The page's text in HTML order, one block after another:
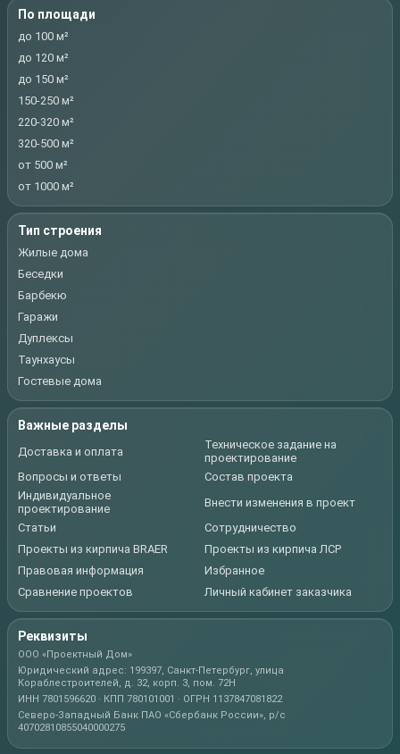
По площади
до 100 м²
до 120 м²
до 150 м²
150-250 м²
220-320 м²
320-500 м²
от 500 м²
от 1000 м²
Тип строения
Жилые дома
Беседки
Барбекю
Гаражи
Дуплексы
Таунхаусы
Гостевые дома
Важные разделы
Доставка и оплата
Техническое задание на
проектирование
Вопросы и ответы
Состав проекта
Индивидуальное
проектирование
Внести изменения в проект
Статьи
Сотрудничество
Проекты из кирпича BRAER
Проекты из кирпича ЛСР
Правовая информация
Избранное
Сравнение проектов
Личный кабинет заказчика
Реквизиты
ООО «Проектный Дом»
Юридический адрес: 199397, Санкт-Петербург, улица
Кораблестроителей, д. 32, корп. 3, пом. 72Н
ИНН 7801596620 · КПП 780101001 · ОГРН 1137847081822
Северо-Западный Банк ПАО «Сбербанк России», р/с
40702810855040000275